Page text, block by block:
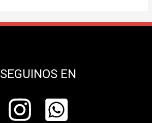
SEGUINOS EN